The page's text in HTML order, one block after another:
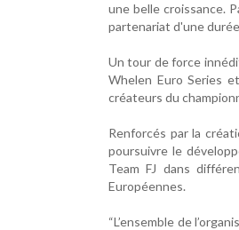
une belle croissance.
partenariat d'une
Un tour de force
Whelen Euro Series
créateurs du
Renforcés par la
poursuivre le
Team FJ dans
“L’ensemble de